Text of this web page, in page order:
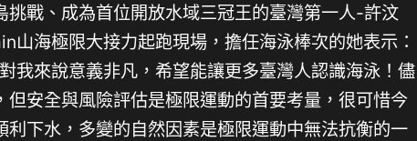
挑戰、成為首位開放水域三冠王的臺灣第一人-許汶
山海極限大接力起跑現場，擔任海泳棒次的她表示：
我來說意義非凡，希望能讓更多臺灣人認識海泳！儘
但安全與風險評估是極限運動的首要考量，很可惜今
利下水，多變的自然因素是極限運動中無法抗衡的一